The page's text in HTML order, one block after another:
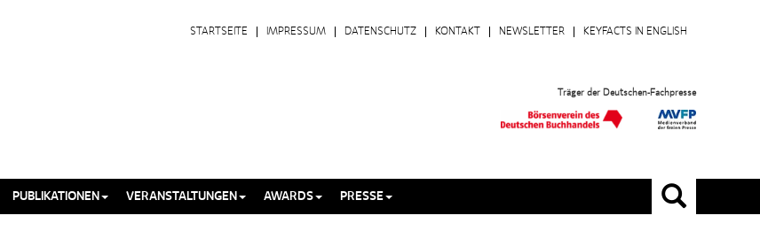
KEYFACTS IN ENGLISH
NEWSLETTER
KONTAKT
DATENSCHUTZ
IMPRESSUM
STARTSEITE
Träger der Deutschen-Fachpresse
PUBLIKATIONEN VERANSTALTUNGEN AWARDS PRESSE